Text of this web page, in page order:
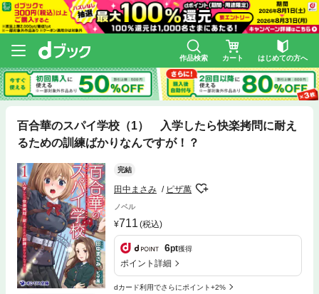
作品検索 カート はじめての方へ
百合華のスパイ学校（1） 入学したら快楽拷問に耐え
るための訓練ばかりなんですが！？
完結
田中まさみ ピザ萬
ノベル
711 (税込)
6pt獲得
ポイント詳細
dカード利用でさらにポイント+2%